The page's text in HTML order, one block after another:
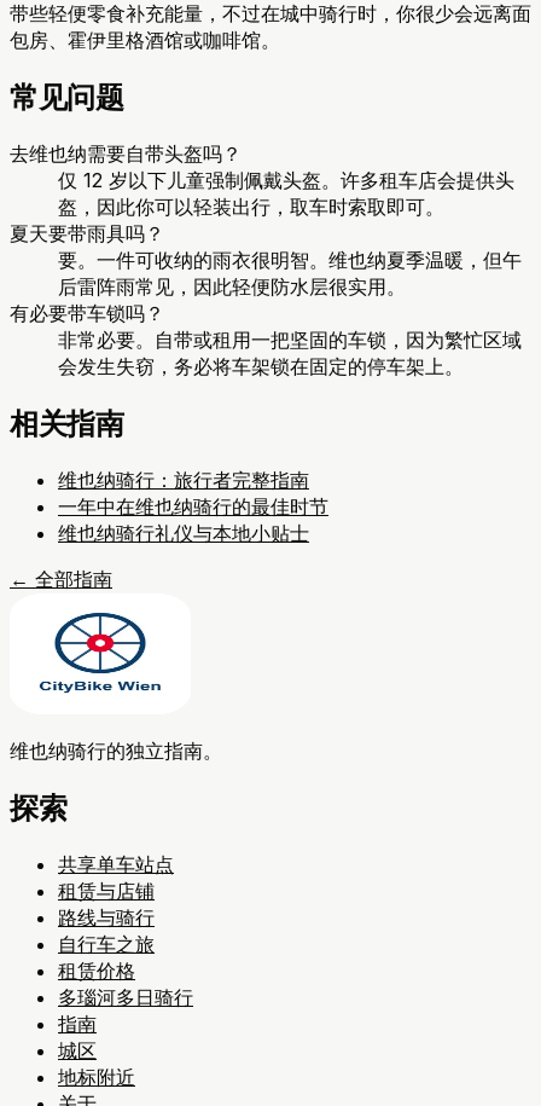
带些轻便零食补充能量，不过在城中骑行时，你很少会远离面
包房、霍伊里格酒馆或咖啡馆。
常见问题
去维也纳需要自带头盔吗？
仅 12 岁以下儿童强制佩戴头盔。许多租车店会提供头
盔，因此你可以轻装出行，取车时索取即可。
夏天要带雨具吗？
要。一件可收纳的雨衣很明智。维也纳夏季温暖，但午
后雷阵雨常见，因此轻便防水层很实用。
有必要带车锁吗？
非常必要。自带或租用一把坚固的车锁，因为繁忙区域
会发生失窃，务必将车架锁在固定的停车架上。
相关指南
维也纳骑行：旅行者完整指南
一年中在维也纳骑行的最佳时节
维也纳骑行礼仪与本地小贴士
← 全部指南
维也纳骑行的独立指南。
探索
共享单车站点
租赁与店铺
路线与骑行
自行车之旅
租赁价格
多瑙河多日骑行
指南
城区
地标附近